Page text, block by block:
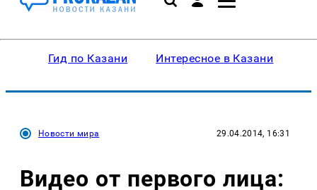
Гид по Казани Интересное в Казани
Новости мира 29.04.2014, 16:31
Видео от первого лица: